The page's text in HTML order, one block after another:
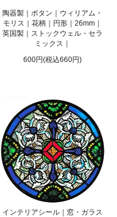
陶器製｜ボタン｜ウィリアム・
モリス｜花柄｜円形｜26mm｜
英国製｜ストックウェル・セラ
ミックス｜
600円(税込660円)
インテリアシール｜窓・ガラス